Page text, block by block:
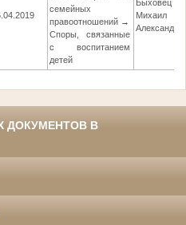
семейных
правоотношений →
Споры, связанные
с воспитанием
детей
Быховец
Михаил
ДОКУМЕНТОВ В